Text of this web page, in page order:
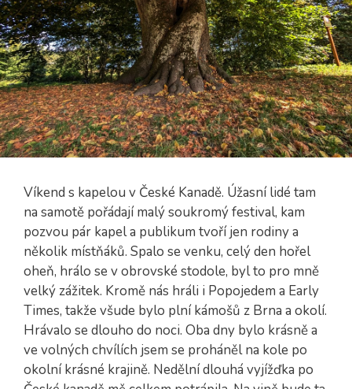
Víkend s kapelou v České Kanadě. Úžasní lidé tam
na samotě pořádají malý soukromý festival, kam
pozvou pár kapel a publikum tvoří jen rodiny a
několik místňáků. Spalo se venku, celý den hořel
oheň, hrálo se v obrovské stodole, byl to pro mně
velký zážitek. Kromě nás hráli i Popojedem a Early
Times, takže všude bylo plní kámošů z Brna a okolí.
Hrávalo se dlouho do noci. Oba dny bylo krásně a
ve volných chvílích jsem se proháněl na kole po
okolní krásné krajině. Nedělní dlouhá vyjížďka po